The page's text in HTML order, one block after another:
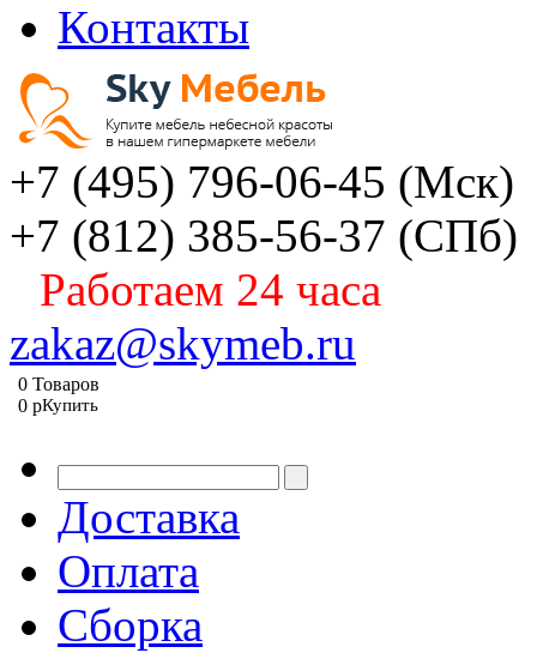
Контакты
+7 (495) 796-06-45 (Мск)
+7 (812) 385-56-37 (СПб)
Работаем 24 часа
zakaz@skymeb.ru
0 Товаров
0 pКупить
Доставка
Оплата
Сборка